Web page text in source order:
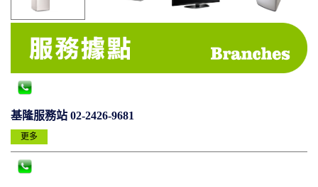
基隆服務站 02-2426-9681
更多